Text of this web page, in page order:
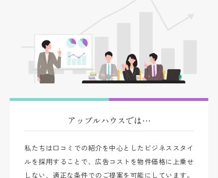
アップルハウスでは…
私たちは口コミでの紹介を中心としたビジネススタイ
ルを採用することで、広告コストを物件価格に上乗せ
しない、適正な条件でのご提案を可能にしています。